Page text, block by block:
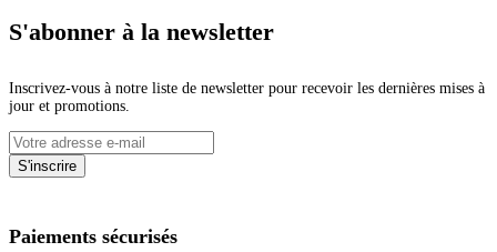
S'abonner à la newsletter
Inscrivez-vous à notre liste de newsletter pour recevoir les dernières mises à
jour et promotions.
Paiements sécurisés